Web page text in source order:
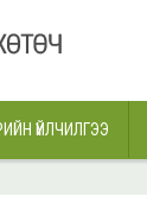
ҮЙЛЧИЛГЭЭ